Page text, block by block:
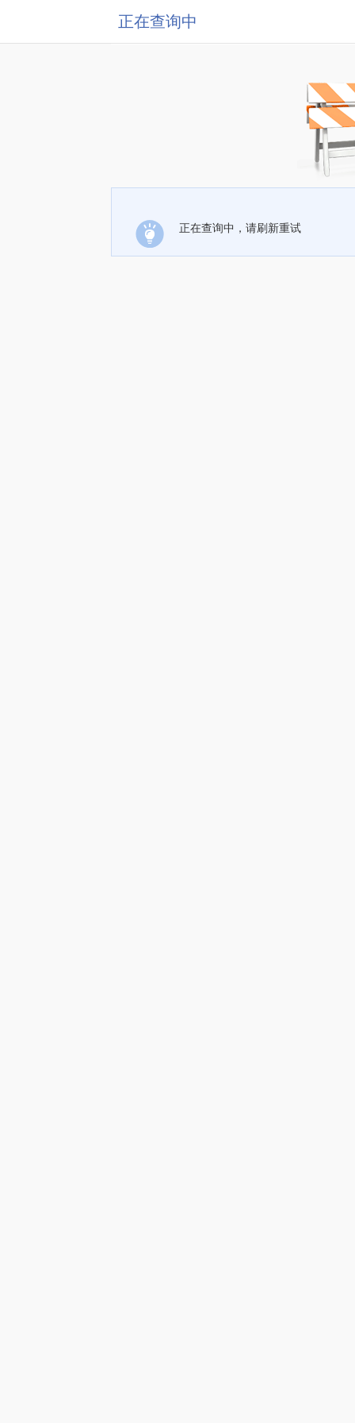
正在查询中
正在查询中，请刷新重试